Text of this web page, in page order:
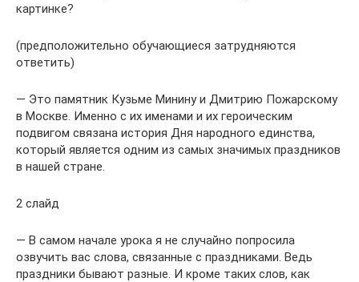
картинке?
(предположительно обучающиеся затрудняются
ответить)
— Это памятник Кузьме Минину и Дмитрию Пожарскому
в Москве. Именно с их именами и их героическим
подвигом связана история Дня народного единства,
который является одним из самых значимых праздников
в нашей стране.
2 слайд
— В самом начале урока я не случайно попросила
озвучить вас слова, связанные с праздниками. Ведь
праздники бывают разные. И кроме таких слов, как